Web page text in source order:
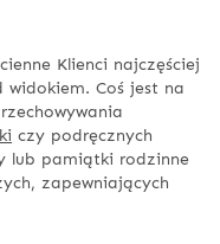
Klienci najczęściej
widokiem. Coś jest na
czy podręcznych
lub pamiątki rodzinne
zapewniających